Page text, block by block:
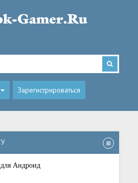
Зарегистрироваться
Андроид